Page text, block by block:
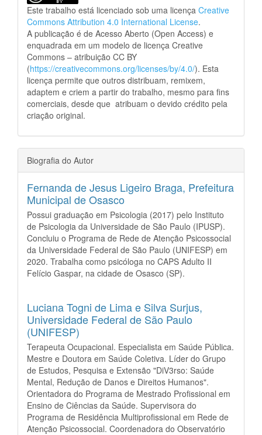
Este trabalho está licenciado sob uma licença Creative
Commons Attribution 4.0 International License.
A publicação é de Acesso Aberto (Open Access) e
enquadrada em um modelo de licença Creative
Commons – atribuição CC BY
(https://creativecommons.org/licenses/by/4.0/). Esta
licença permite que outros distribuam, remixem,
adaptem e criem a partir do trabalho, mesmo para fins
comerciais, desde que atribuam o devido crédito pela
criação original.
Biografia do Autor
Fernanda de Jesus Ligeiro Braga, Prefeitura
Municipal de Osasco
Possui graduação em Psicologia (2017) pelo Instituto
de Psicologia da Universidade de São Paulo (IPUSP).
Concluiu o Programa de Rede de Atenção Psicossocial
da Universidade Federal de São Paulo (UNIFESP) em
2020. Trabalha como psicóloga no CAPS Adulto II
Felício Gaspar, na cidade de Osasco (SP).
Luciana Togni de Lima e Silva Surjus,
Universidade Federal de São Paulo
(UNIFESP)
Terapeuta Ocupacional. Especialista em Saúde Pública.
Mestre e Doutora em Saúde Coletiva. Líder do Grupo
de Estudos, Pesquisa e Extensão "DiV3rso: Saúde
Mental, Redução de Danos e Direitos Humanos".
Orientadora do Programa de Mestrado Profissional em
Ensino de Ciências da Saúde. Supervisora do
Programa de Residência Multiprofissional em Rede de
Atenção Psicossocial. Coordenadora do Observatório